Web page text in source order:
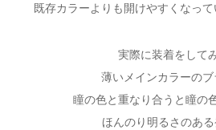
既存カラーよりも開けやすくなっ
実際に装着をして
薄いメインカラーのブ
瞳の色と重なり合うと瞳の
ほんのり明るさのある